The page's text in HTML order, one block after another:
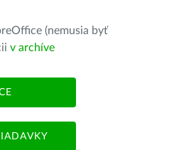
(nemusia byť
v archíve